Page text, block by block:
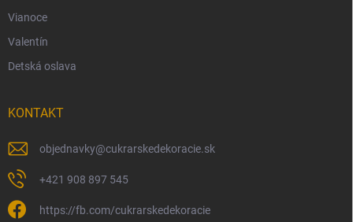
Vianoce
Valentín
Detská oslava
KONTAKT
objednavky@cukrarskedekoracie.sk
+421 908 897 545
https://fb.com/cukrarskedekoracie